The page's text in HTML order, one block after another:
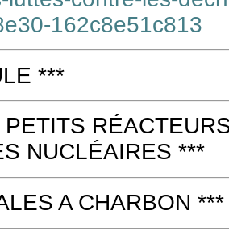
162c8e51c813
***
NUCLÉAIRES ***
A CHARBON ***